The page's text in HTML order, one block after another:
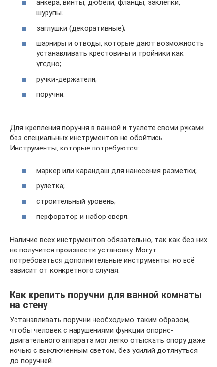
анкера, винты, дюбели, фланцы, заклёпки,
шурупы;
заглушки (декоративные);
шарниры и отводы, которые дают возможность
устанавливать крестовины и тройники как
угодно;
ручки-держатели;
поручни.
Для крепления поручня в ванной и туалете своми руками
без специальных инструментов не обойтись
Инструменты, которые потребуются:
маркер или карандаш для нанесения разметки;
рулетка;
строительный уровень;
перфоратор и набор свёрл.
Наличие всех инструментов обязательно, так как без них
не получится произвести установку. Могут
потребоваться дополнительные инструменты, но всё
зависит от конкретного случая.
Как крепить поручни для ванной комнаты
на стену
Устанавливать поручни необходимо таким образом,
чтобы человек с нарушениями функции опорно-
двигательного аппарата мог легко отыскать опору даже
ночью с выключенным светом, без усилий дотянуться
до поручней.